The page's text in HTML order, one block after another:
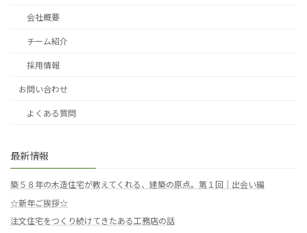
会社概要
チーム紹介
採用情報
お問い合わせ
よくある質問
最新情報
築５８年の木造住宅が教えてくれる、建築の原点。第１回｜出会い編
☆新年ご挨拶☆
注文住宅をつくり続けてきたある工務店の話